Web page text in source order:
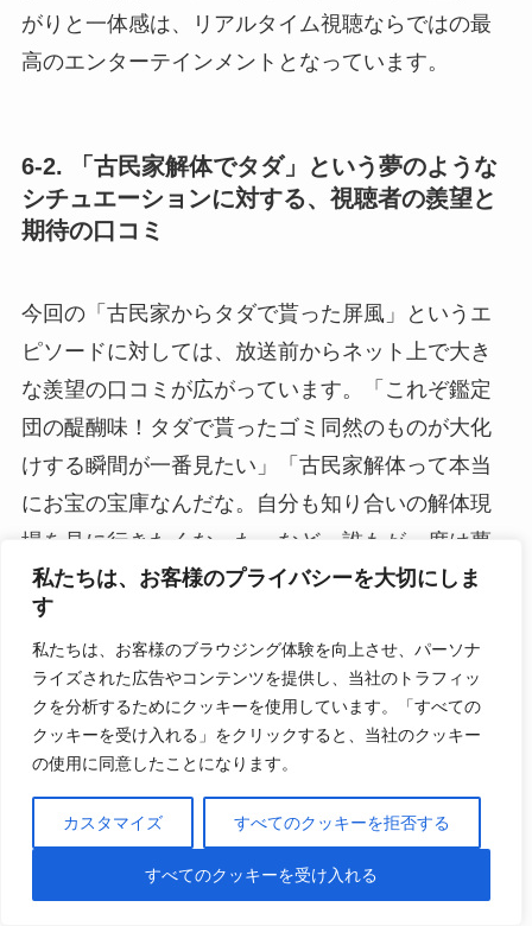
私たちは、お客様のプライバシーを大切にしま
す
私たちは、お客様のブラウジング体験を向上させ、パーソナ
ライズされた広告やコンテンツを提供し、当社のトラフィッ
クを分析するためにクッキーを使用しています。「すべての
クッキーを受け入れる」をクリックすると、当社のクッキー
の使用に同意したことになります。
カスタマイズ すべてのクッキーを拒否する
すべてのクッキーを受け入れる
がりと一体感は、リアルタイム視聴ならではの最
高のエンターテインメントとなっています。
6-2. 「古民家解体でタダ」という夢のような
シチュエーションに対する、視聴者の羨望と
期待の口コミ
今回の「古民家からタダで貰った屏風」というエ
ピソードに対しては、放送前からネット上で大き
な羨望の口コミが広がっています。「これぞ鑑定
団の醍醐味！タダで貰ったゴミ同然のものが大化
けする瞬間が一番見たい」「古民家解体って本当
にお宝の宝庫なんだな。自分も知り合いの解体現
場を見に行きたくなった」など、誰もが一度は夢
見るリッチなシンデレラストーリーへの期待感
が、SNSのタイムラインを熱くさせています。
6-3. 300万円の平安仏像に対する「本物であ
ってくれ！」というコレクター心理への共感
一方、300万円を投資した平安仏像に対しては、コ
レクターの執念に対するリスペクトと共感の口コ